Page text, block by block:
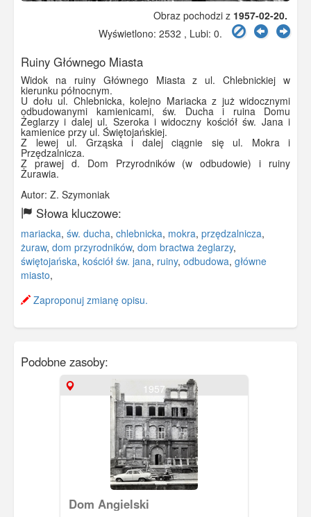
Obraz pochodzi z 1957-02-20.
Wyświetlono: 2532 , Lubi: 0.
Ruiny Głównego Miasta
Widok na ruiny Głównego Miasta z ul. Chlebnickiej w
kierunku północnym.
U dołu ul. Chlebnicka, kolejno Mariacka z już widocznymi
odbudowanymi kamienicami, św. Ducha i ruina Domu
Żeglarzy i dalej ul. Szeroka i widoczny kościół św. Jana i
kamienice przy ul. Świętojańskiej.
Z lewej ul. Grząska i dalej ciągnie się ul. Mokra i
Przędzalnicza.
Z prawej d. Dom Przyrodników (w odbudowie) i ruiny
Żurawia.
Autor: Z. Szymoniak
Słowa kluczowe:
mariacka, św. ducha, chlebnicka, mokra, przędzalnicza,
żuraw, dom przyrodników, dom bractwa żeglarzy,
świętojańska, kościół św. jana, ruiny, odbudowa, główne
miasto,
Zaproponuj zmianę opisu.
Podobne zasoby:
1957
Dom Angielski